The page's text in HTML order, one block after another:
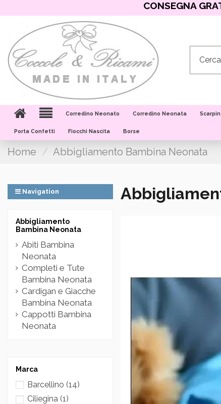
CONSEGNA
Corredino Neonato Corredino Neonata
Porta Confetti Fiocchi Nascita Borse
Home Abbigliamento Bambina Neonata
Navigation
Abbigliamento
Bambina Neonata
Abiti Bambina
Neonata
Completi e Tute
Bambina Neonata
Cardigan e Giacche
Bambina Neonata
Cappotti Bambina
Neonata
Marca
Barcellino (14)
Ciliegina (1)